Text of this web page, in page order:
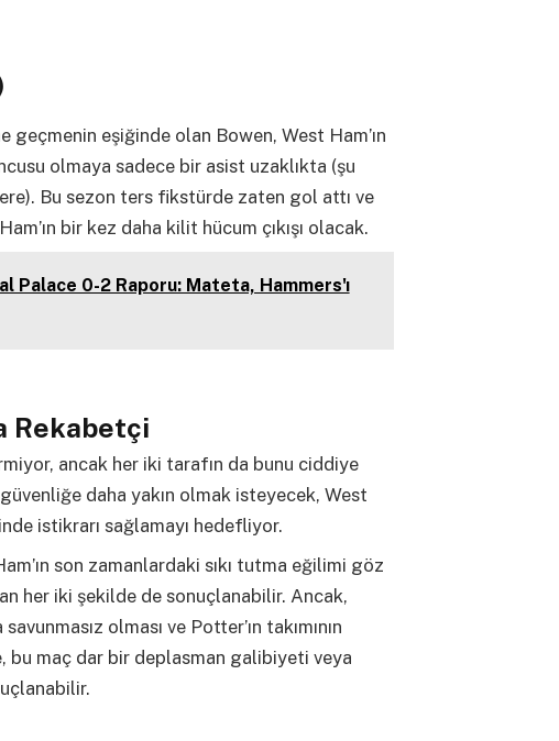
eşiğinde olan Bowen, West Ham’ın
olmaya sadece bir asist uzaklıkta (şu
Bu sezon ters fikstürde zaten gol attı ve
bir kez daha kilit hücum çıkışı olacak.
Palace 0-2 Raporu: Mateta, Hammers'ı
Rekabetçi
ancak her iki tarafın da bunu ciddiye
daha yakın olmak isteyecek, West
istikrarı sağlamayı hedefliyor.
son zamanlardaki sıkı tutma eğilimi göz
her iki şekilde de sonuçlanabilir. Ancak,
olması ve Potter’ın takımının
bu maç dar bir deplasman galibiyeti veya